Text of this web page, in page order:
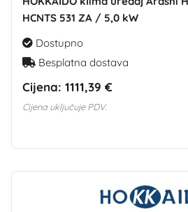
HCNTS 531 ZA / 5,0 kW
Dostupno
Besplatna dostava
Cijena: 1111,39 €
Cijena uključuje PDV.